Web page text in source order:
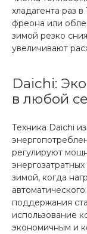
хладагента раз
фреона или
зимой резко
увеличивают
Daichi:
в любой
Техника Daichi
регулируют
зимой, когда
поддержания
использование
экономичным и